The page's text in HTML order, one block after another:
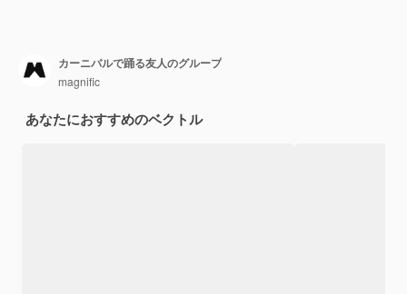
カーニバルで踊る友人のグループ
magnific
あなたにおすすめのベクトル